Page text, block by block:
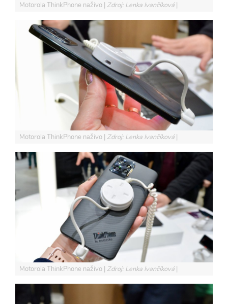
Motorola ThinkPhone naživo Zdroj: Lenka Ivančíková
Motorola ThinkPhone naživo Zdroj: Lenka Ivančíková
Motorola ThinkPhone naživo Zdroj: Lenka Ivančíková